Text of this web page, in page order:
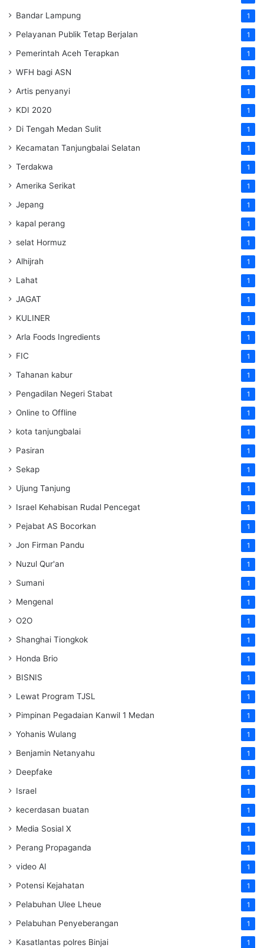
Bandar Lampung 1
Pelayanan Publik Tetap Berjalan 1
Pemerintah Aceh Terapkan 1
WFH bagi ASN 1
Artis penyanyi 1
KDI 2020 1
Di Tengah Medan Sulit 1
Kecamatan Tanjungbalai Selatan 1
Terdakwa 1
Amerika Serikat 1
Jepang 1
kapal perang 1
selat Hormuz 1
Alhijrah 1
Lahat 1
JAGAT 1
KULINER 1
Arla Foods Ingredients 1
FIC 1
Tahanan kabur 1
Pengadilan Negeri Stabat 1
Online to Offline 1
kota tanjungbalai 1
Pasiran 1
Sekap 1
Ujung Tanjung 1
Israel Kehabisan Rudal Pencegat 1
Pejabat AS Bocorkan 1
Jon Firman Pandu 1
Nuzul Qur'an 1
Sumani 1
Mengenal 1
O2O 1
Shanghai Tiongkok 1
Honda Brio 1
BISNIS 1
Lewat Program TJSL 1
Pimpinan Pegadaian Kanwil 1 Medan 1
Yohanis Wulang 1
Benjamin Netanyahu 1
Deepfake 1
Israel 1
kecerdasan buatan 1
Media Sosial X 1
Perang Propaganda 1
video AI 1
Potensi Kejahatan 1
Pelabuhan Ulee Lheue 1
Pelabuhan Penyeberangan 1
Kasatlantas polres Binjai 1